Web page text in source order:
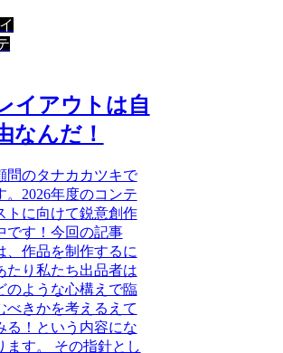
イアウトは自
なんだ！
問のタナカカツキで
。2026年度のコンテ
トに向けて鋭意創作
です！今回の記事
、作品を制作するに
たり私たち出品者は
のような心構えで臨
べきかを考えるえて
る！という内容にな
ます。 その指針とし